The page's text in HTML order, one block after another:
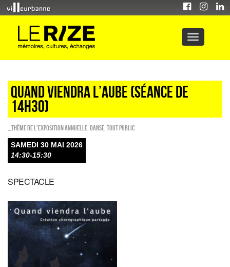
QUAND VIENDRA L’AUBE (séance de
14h30)
_Thème de l'exposition annuelle Danse Tout public
SAMEDI 30 MAI 2026
14:30-15:30
SPECTACLE